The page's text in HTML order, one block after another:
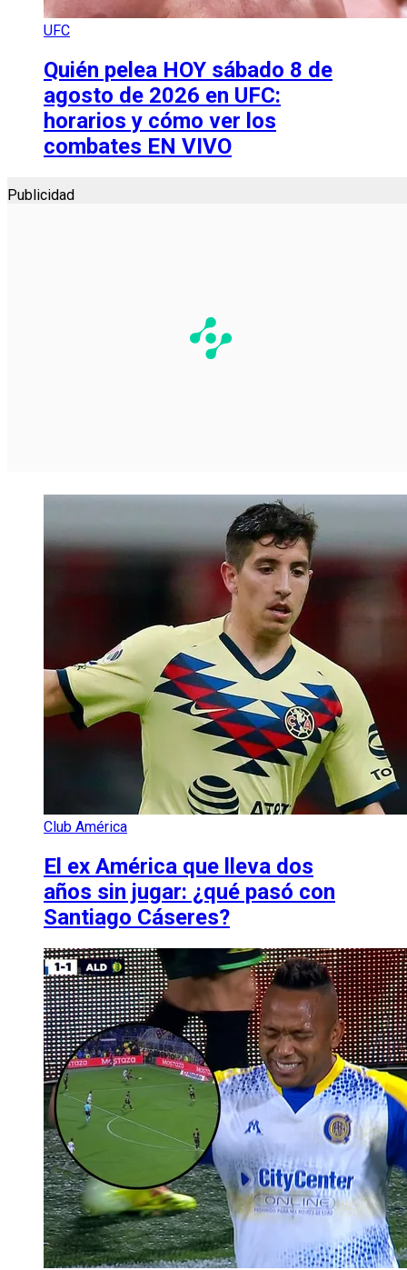
UFC
Quién pelea HOY sábado 8 de
agosto de 2026 en UFC:
horarios y cómo ver los
combates EN VIVO
Publicidad
Club América
El ex América que lleva dos
años sin jugar: ¿qué pasó con
Santiago Cáseres?